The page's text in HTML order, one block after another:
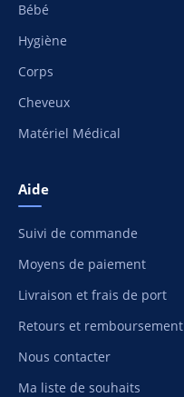
Bébé
Hygiène
Corps
Cheveux
Matériel Médical
Aide
Suivi de commande
Moyens de paiement
Livraison et frais de port
Retours et remboursement
Nous contacter
Ma liste de souhaits